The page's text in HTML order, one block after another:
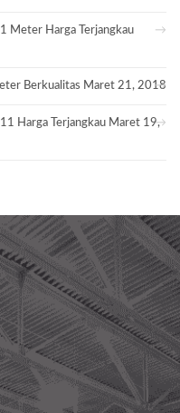
Meter Harga Terjangkau
Berkualitas Maret 21, 2018
Harga Terjangkau Maret 19,